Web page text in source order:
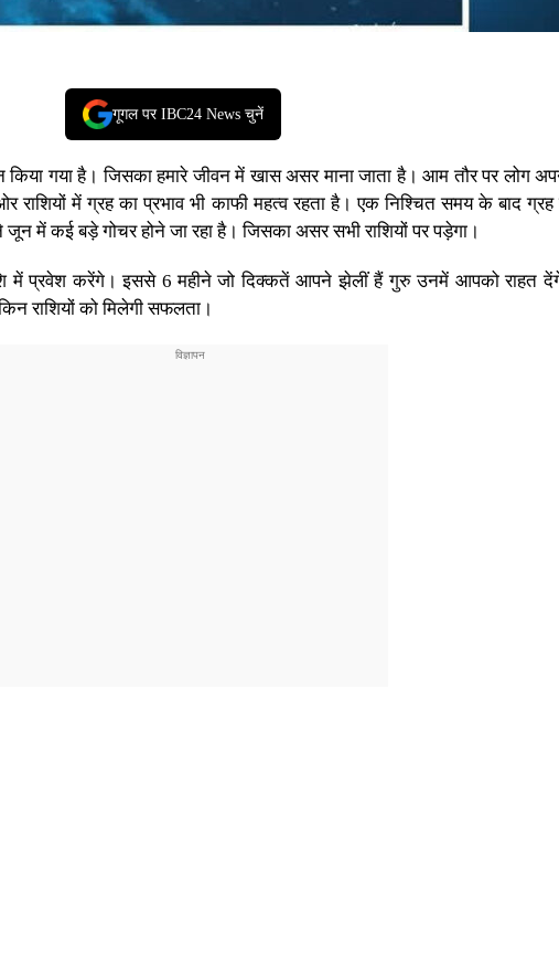
गूगल पर IBC24 News चुनें
किया गया है। जिसका हमारे जीवन में खास असर माना जाता है। आम तौर पर लोग
में ग्रह का प्रभाव भी काफी महत्व रहता है। एक निश्चित समय के बाद
कई बड़े गोचर होने जा रहा है। जिसका असर सभी राशियों पर पड़ेगा।
में प्रवेश करेंगे। इससे 6 महीने जो दिक्कतें आपने झेलीं हैं गुरु उनमें आपको राहत
राशियों को मिलेगी सफलता।